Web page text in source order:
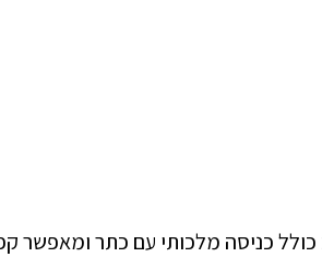
כניסה מלכותי עם כתר ומאפשר